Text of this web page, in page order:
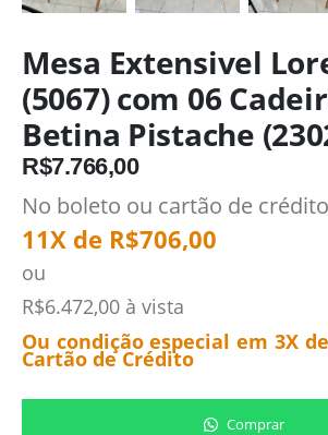
Mesa Extensivel
(5067) com 06
Betina Pistache
R$7.766,00
No boleto ou cartão de
11X de R$706,00
ou
R$6.472,00 à vista
Ou condição especial em 3X de
Cartão de Crédito
Comprar